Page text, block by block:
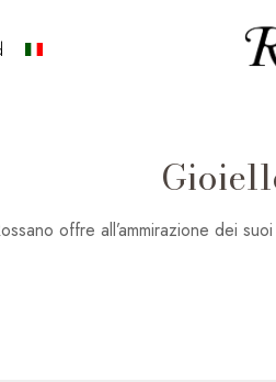
offre all’ammirazione dei